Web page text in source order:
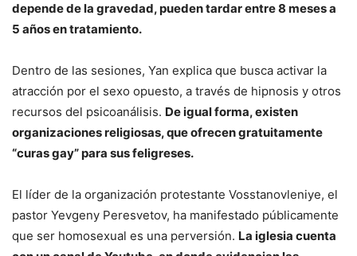
depende de la gravedad, pueden tardar entre 8 meses a
5 años en tratamiento.
Dentro de las sesiones, Yan explica que busca activar la
atracción por el sexo opuesto, a través de hipnosis y otros
recursos del psicoanálisis. De igual forma, existen
organizaciones religiosas, que ofrecen gratuitamente
“curas gay” para sus feligreses.
El líder de la organización protestante Vosstanovleniye, el
pastor Yevgeny Peresvetov, ha manifestado públicamente
que ser homosexual es una perversión. La iglesia cuenta